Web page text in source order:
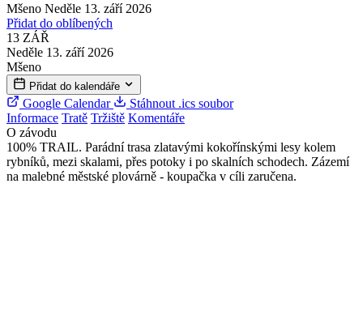
Mšeno Neděle 13. září 2026
Přidat do oblíbených
13 ZÁŘ
Neděle 13. září 2026
Mšeno
Přidat do kalendáře
Google Calendar
Stáhnout .ics soubor
Informace Tratě Tržiště Komentáře
O závodu
100% TRAIL. Parádní trasa zlatavými kokořínskými lesy kolem
rybníků, mezi skalami, přes potoky i po skalních schodech. Zázemí
na malebné městské plovárně - koupačka v cíli zaručena.